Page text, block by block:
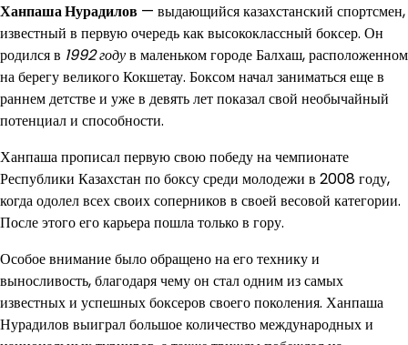
Ханпаша Нурадилов — выдающийся казахстанский спортсмен,
известный в первую очередь как высококлассный боксер. Он
родился в 1992 годув маленьком городе Балхаш, расположенном
на берегу великого Кокшетау. Боксом начал заниматься еще в
раннем детстве и уже в девять лет показал свой необычайный
потенциал и способности.
Ханпаша прописал первую свою победу на чемпионате
Республики Казахстан по боксу среди молодежи в 2008 году,
когда одолел всех своих соперников в своей весовой категории.
После этого его карьера пошла только в гору.
Особое внимание было обращено на его технику и
выносливость, благодаря чему он стал одним из самых
известных и успешных боксеров своего поколения. Ханпаша
Нурадилов выиграл большое количество международных и